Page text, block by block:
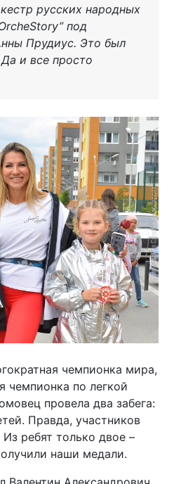
русских народных
под
Прудиус. Это был
и все просто
чемпионка мира,
чемпионка по легкой
провела два забега:
Правда, участников
ребят только двое –
наши медали.